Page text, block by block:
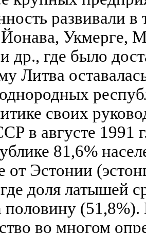
развивали в
Укмерге,
др., где было
Литва
своих
в августе 1991
81,6%
от Эстонии
доля латышей
(51,8%).
во многом